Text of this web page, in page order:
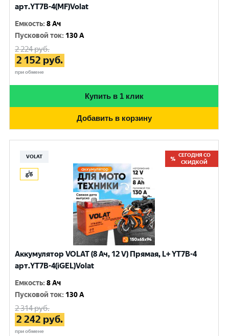
арт.YT7B-4(MF)Volat
Емкость:8 Ач
Пусковой ток: 130 A
2 224руб.
2 152 руб.
при обмене
Купить в 1 клик
Добавить в корзину
VOLAT
СЕГОДНЯ СО
СКИДКОЙ
Аккумулятор VOLAT (8 Ач, 12 V) Прямая, L+ YT7B-4
арт.YT7B-4(iGEL)Volat
Емкость:8 Ач
Пусковой ток: 130 A
2 314руб.
2 242 руб.
при обмене